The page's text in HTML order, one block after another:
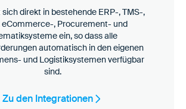
direkt in bestehende ERP-, TMS-,
eCommerce-, Procurement- und
ein, so dass alle
automatisch in den eigenen
und Logistiksystemen verfügbar
sind.
Zu den Integrationen